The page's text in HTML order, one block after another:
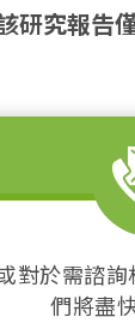
研究報告
對於需諮
們將盡